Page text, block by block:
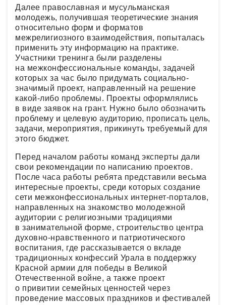
Далее православная и мусульманская
молодежь, получившая теоретические знания
относительно форм и форматов
межрелигиозного взаимодействия, попыталась
применить эту информацию на практике.
Участники тренинга были разделены
на межконфессиональные команды, задачей
которых за час было придумать социально-
значимый проект, направленный на решение
какой-либо проблемы. Проекты оформлялись
в виде заявок на грант. Нужно было обозначить
проблему и целевую аудиторию, прописать цель,
задачи, мероприятия, прикинуть требуемый для
этого бюджет.
Перед началом работы команд эксперты дали
свои рекомендации по написанию проектов.
После часа работы ребята представили весьма
интересные проекты, среди которых создание
сети межконфессиональных интернет-порталов,
направленных на знакомство молодежной
аудитории с религиозными традициями
в занимательной форме, строительство центра
духовно-нравственного и патриотического
воспитания, где рассказывается о вкладе
традиционных конфессий Урала в поддержку
Красной армии для победы в Великой
Отечественной войне, а также проект
о привитии семейных ценностей через
проведение массовых праздников и фестивалей